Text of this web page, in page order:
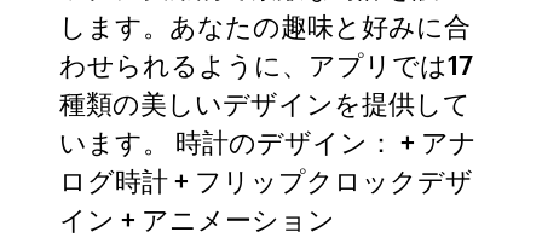
します。あなたの趣味と好みに合
わせられるように、アプリでは17
種類の美しいデザインを提供して
います。 時計のデザイン： + アナ
ログ時計 + フリップクロックデザ
イン + アニメーション